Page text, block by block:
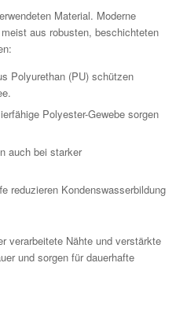
Material. Moderne
aus robusten, beschichteten
Polyurethan (PU) schützen
Polyester-Gewebe sorgen
auch bei starker
reduzieren Kondenswasserbildung
verarbeitete Nähte und verstärkte
und sorgen für dauerhafte